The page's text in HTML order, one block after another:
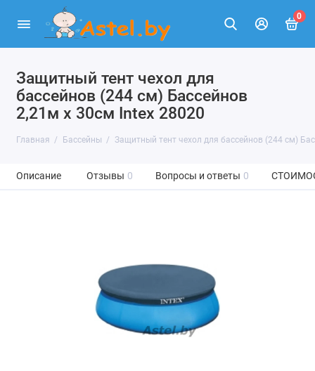
0
Защитный тент чехол для
бассейнов (244 см) Бассейнов
2,21м x 30см Intex 28020
Главная Бассейны Защитный тент чехол для бассейнов (244 см)
Описание Отзывы 0 Вопросы и ответы 0